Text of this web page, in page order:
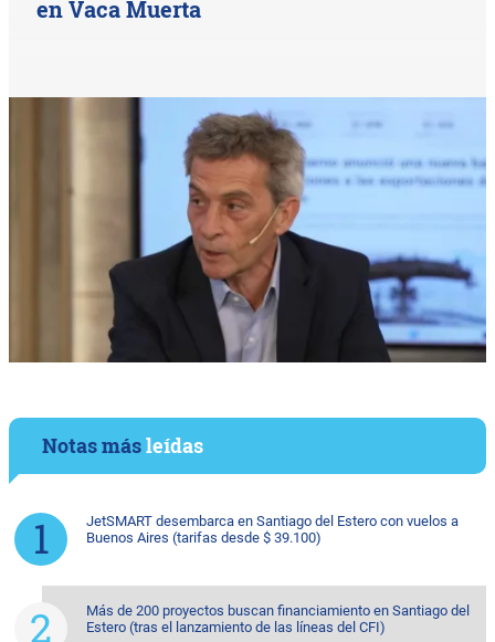
en Vaca Muerta
Notas másleídas
JetSMART desembarca en Santiago del Estero con vuelos a
Buenos Aires (tarifas desde $ 39.100)
Más de 200 proyectos buscan financiamiento en Santiago del
Estero (tras el lanzamiento de las líneas del CFI)